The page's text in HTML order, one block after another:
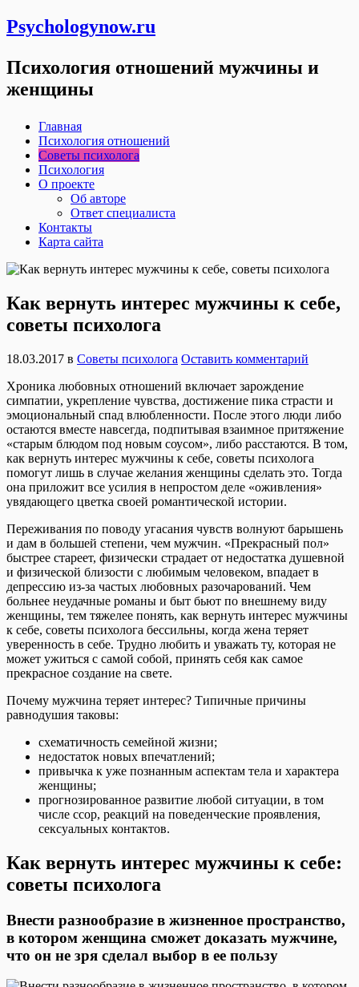
Psychologynow.ru
Психология отношений мужчины и
женщины
Главная
Психология отношений
Советы психолога
Психология
О проекте
Об авторе
Ответ специалиста
Контакты
Карта сайта
Как вернуть интерес мужчины к себе,
советы психолога
18.03.2017 в Советы психолога Оставить комментарий
Хроника любовных отношений включает зарождение
симпатии, укрепление чувства, достижение пика страсти и
эмоциональный спад влюбленности. После этого люди либо
остаются вместе навсегда, подпитывая взаимное притяжение
«старым блюдом под новым соусом», либо расстаются. В том,
как вернуть интерес мужчины к себе, советы психолога
помогут лишь в случае желания женщины сделать это. Тогда
она приложит все усилия в непростом деле «оживления»
увядающего цветка своей романтической истории.
Переживания по поводу угасания чувств волнуют барышень
и дам в большей степени, чем мужчин. «Прекрасный пол»
быстрее стареет, физически страдает от недостатка душевной
и физической близости с любимым человеком, впадает в
депрессию из-за частых любовных разочарований. Чем
больнее неудачные романы и быт бьют по внешнему виду
женщины, тем тяжелее понять, как вернуть интерес мужчины
к себе, советы психолога бессильны, когда жена теряет
уверенность в себе. Трудно любить и уважать ту, которая не
может ужиться с самой собой, принять себя как самое
прекрасное создание на свете.
Почему мужчина теряет интерес? Типичные причины
равнодушия таковы:
схематичность семейной жизни;
недостаток новых впечатлений;
привычка к уже познанным аспектам тела и характера
женщины;
прогнозированное развитие любой ситуации, в том
числе ссор, реакций на поведенческие проявления,
сексуальных контактов.
Как вернуть интерес мужчины к себе:
советы психолога
Внести разнообразие в жизненное пространство,
в котором женщина сможет доказать мужчине,
что он не зря сделал выбор в ее пользу